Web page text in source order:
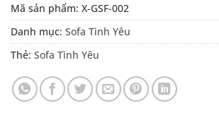
Mã sản phẩm: X-GSF-002
Danh mục: Sofa Tình Yêu
Thẻ: Sofa Tình Yêu